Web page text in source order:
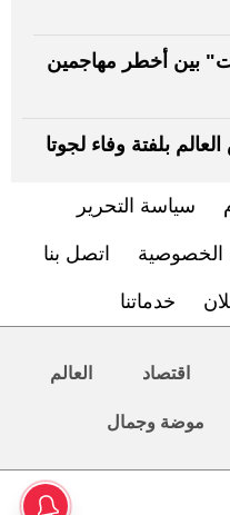
بين أخطر مهاجمين
بلفتة وفاء لجوتا
سياسة التحرير
الخصوصية اتصل بنا
خدماتنا
اقتصاد العالم
موضة وجمال